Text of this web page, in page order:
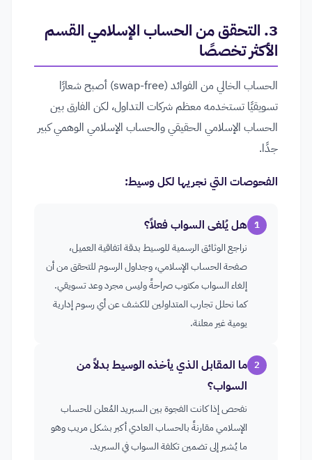
3. التحقق من الحساب الإسلامي القسم
الأكثر تخصصًا
الحساب الخالي من الفوائد (swap-free) أصبح شعارًا
تسويقيًا تستخدمه معظم شركات التداول، لكن الفارق بين
الحساب الإسلامي الحقيقي والحساب الإسلامي الوهمي كبير
جدًا.
الفحوصات التي نجريها لكل وسيط:
1 هل يُلغى السواب فعلاً؟
نراجع الوثائق الرسمية للوسيط بدقة اتفاقية العميل،
صفحة الحساب الإسلامي، وجداول الرسوم للتحقق من أن
إلغاء السواب مكتوب صراحةً وليس مجرد وعد تسويقي.
كما نحلل تجارب المتداولين للكشف عن أي رسوم إدارية
يومية غير معلنة.
2 ما المقابل الذي يأخذه الوسيط بدلاً من
السواب؟
نفحص إذا كانت الفجوة بين السبريد المُعلن للحساب
الإسلامي مقارنةً بالحساب العادي أكبر بشكل مريب وهو
ما يُشير إلى تضمين تكلفة السواب في السبريد.